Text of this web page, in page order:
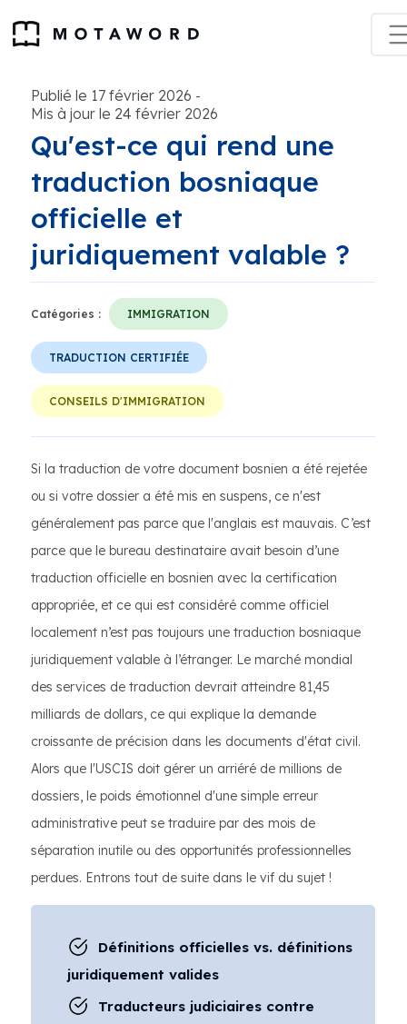
Publié le 17 février 2026 -
Mis à jour le 24 février 2026
Qu'est-ce qui rend une
traduction bosniaque
officielle et
juridiquement valable ?
Catégories : IMMIGRATION
TRADUCTION CERTIFIÉE
CONSEILS D'IMMIGRATION
Si la traduction de votre document bosnien a été rejetée
ou si votre dossier a été mis en suspens, ce n'est
généralement pas parce que l'anglais est mauvais. C’est
parce que le bureau destinataire avait besoin d’une
traduction officielle en bosnien avec la certification
appropriée, et ce qui est considéré comme officiel
localement n’est pas toujours une traduction bosniaque
juridiquement valable à l’étranger. Le marché mondial
des services de traduction devrait atteindre 81,45
milliards de dollars, ce qui explique la demande
croissante de précision dans les documents d'état civil.
Alors que l'USCIS doit gérer un arriéré de millions de
dossiers, le poids émotionnel d'une simple erreur
administrative peut se traduire par des mois de
séparation inutile ou des opportunités professionnelles
perdues. Entrons tout de suite dans le vif du sujet !
Définitions officielles vs. définitions
juridiquement valides
Traducteurs judiciaires contre